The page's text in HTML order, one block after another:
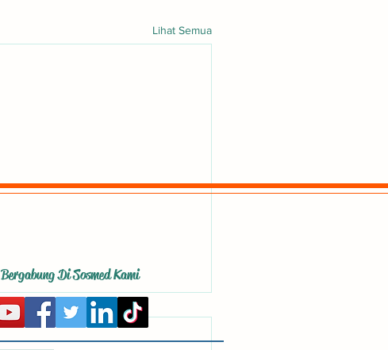
Lihat Semua
Bergabung Di Sosmed Kami